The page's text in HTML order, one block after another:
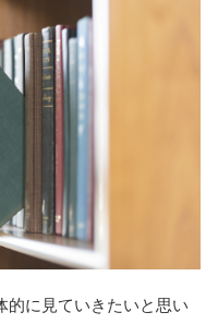
的に見ていきたいと思い